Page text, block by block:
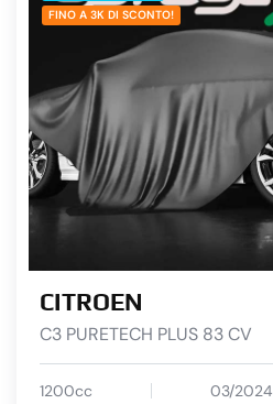
FINO A 3K DI SCONTO!
CITROEN
C3 PURETECH PLUS 83 CV
1200cc 03/2024